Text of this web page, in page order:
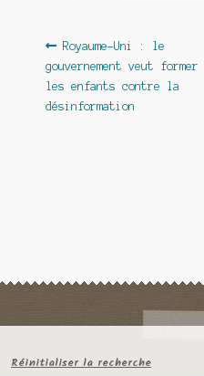
Navigation
de
l’article
Article
précédent :
Royaume-Uni : le
gouvernement veut former
les enfants contre la
désinformation
Réinitialiser la recherche